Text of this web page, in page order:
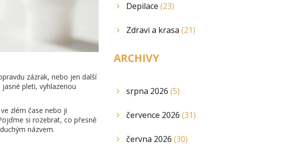
zázrak, nebo jen další
pleti, vyhlazenou
zlém čase nebo ji
si rozebrat, co přesně
názvem.
Depilace (23)
Zdravi a krasa (21)
ARCHIVY
srpna 2026 (5)
července 2026 (31)
června 2026 (30)